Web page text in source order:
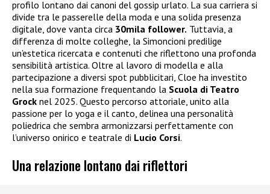
profilo lontano dai canoni del gossip urlato. La sua carriera si
divide tra le passerelle della moda e una solida presenza
digitale, dove vanta circa 30mila follower. Tuttavia, a
differenza di molte colleghe, la Simoncioni predilige
un’estetica ricercata e contenuti che riflettono una profonda
sensibilità artistica. Oltre al lavoro di modella e alla
partecipazione a diversi spot pubblicitari, Cloe ha investito
nella sua formazione frequentando la Scuola di Teatro
Grock nel 2025. Questo percorso attoriale, unito alla
passione per lo yoga e il canto, delinea una personalità
poliedrica che sembra armonizzarsi perfettamente con
l’universo onirico e teatrale di Lucio Corsi.
Una relazione lontano dai riflettori